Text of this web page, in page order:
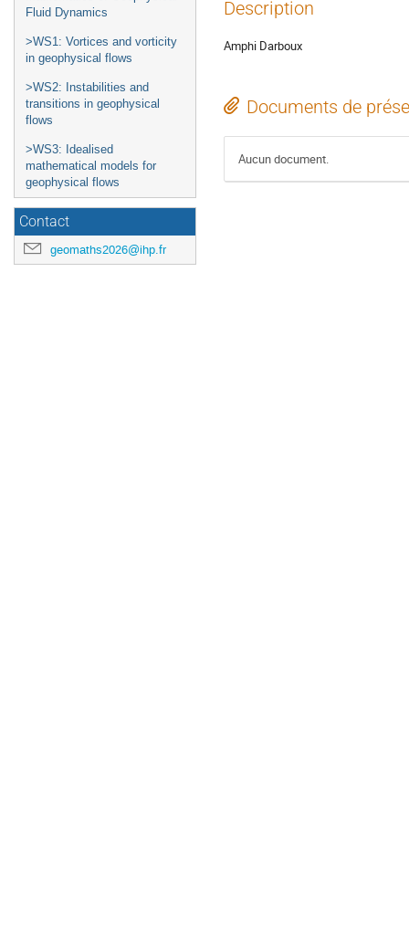
Fluid Dynamics
>WS1: Vortices and vorticity
in geophysical flows
>WS2: Instabilities and
transitions in geophysical
flows
>WS3: Idealised
mathematical models for
geophysical flows
Contact
geomaths2026@ihp.fr
Description
Amphi Darboux
Documents de
Aucun document.